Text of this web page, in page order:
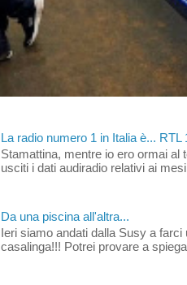
La radio numero 1 in Italia è... RTL
Stamattina, mentre io ero ormai al
usciti i dati audiradio relativi ai
Da una piscina all'altra...
Ieri siamo andati dalla Susy a
casalinga!!! Potrei provare a